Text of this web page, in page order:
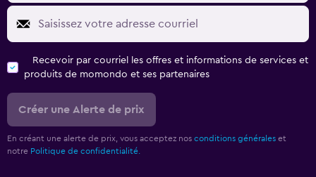
Recevoir par courriel les offres et informations de services et
produits de momondo et ses partenaires
Créer une Alerte de prix
En créant une alerte de prix, vous acceptez nos conditions générales et
notre Politique de confidentialité.